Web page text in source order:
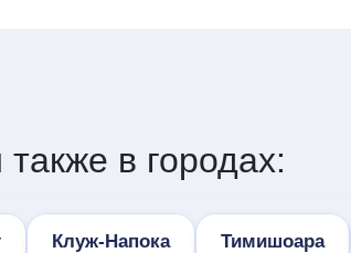
в городах:
Клуж-Напока Тимишоара